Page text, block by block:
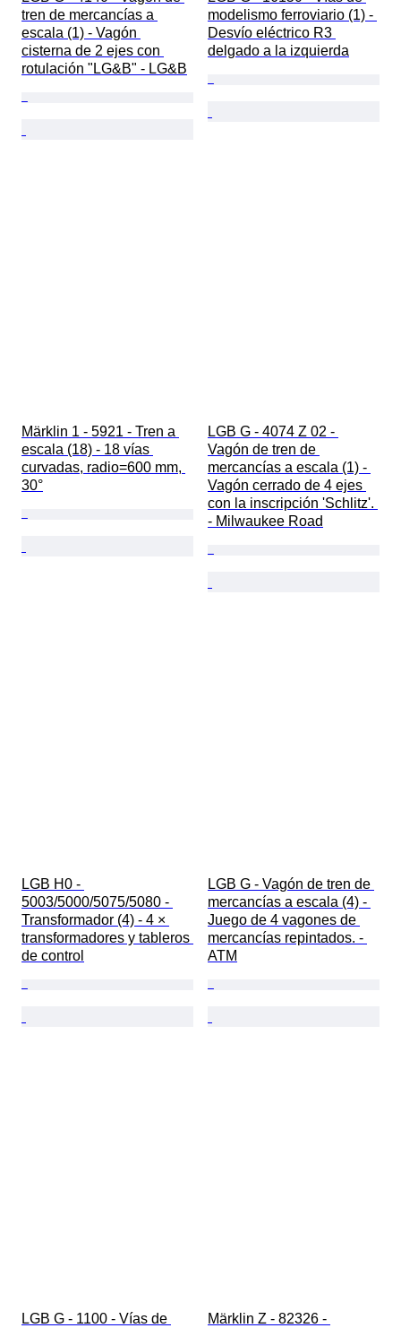
tren de mercancías a
escala (1) - Vagón
cisterna de 2 ejes con
rotulación "LG&B" - LG&B
modelismo ferroviario (1) -
Desvío eléctrico R3
delgado a la izquierda
Märklin 1 - 5921 - Tren a
escala (18) - 18 vías
curvadas, radio=600 mm,
30°
LGB G - 4074 Z 02 -
Vagón de tren de
mercancías a escala (1) -
Vagón cerrado de 4 ejes
con la inscripción 'Schlitz'.
- Milwaukee Road
LGB H0 -
5003/5000/5075/5080 -
Transformador (4) - 4 ×
transformadores y tableros
de control
LGB G - Vagón de tren de
mercancías a escala (4) -
Juego de 4 vagones de
mercancías repintados. -
ATM
LGB G - 1100 - Vías de
Märklin Z - 82326 -